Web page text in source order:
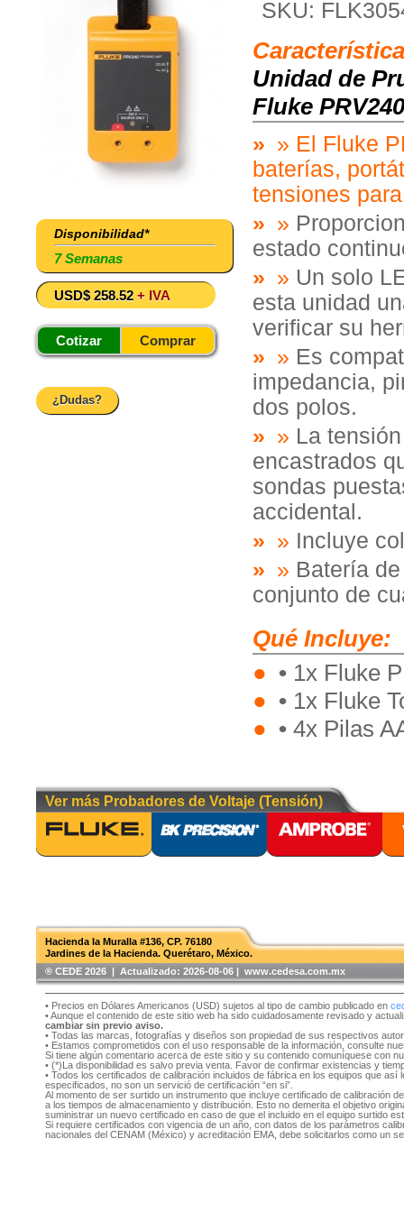
Disponibilidad*
7 Semanas
USD$ 258.52 + IVA
Cotizar Comprar
¿Dudas?
SKU:
Unidad de
Fluke PRV240
» El Fluke
baterías,
tensiones
»
estado
» Un solo
esta unidad
verificar su
» Es
impedancia,
dos polos.
» La
encastrados
sondas
accidental.
» Incluye
» Batería
conjunto de
Qué Incluye:
• 1x Fluke
• 1x Fluke
• 4x Pilas
Ver más Probadores de Voltaje (Tensión)
Hacienda la Muralla #136, CP. 76180
Jardines de la Hacienda. Querétaro, México.
®️ CEDE 2026 | Actualizado: 2026-08-06 | www.cedesa.com.mx
• Precios en Dólares Americanos (USD) sujetos al tipo de cambio publicado en
• Aunque el contenido de este sitio web ha sido cuidadosamente revisado y
cambiar sin previo aviso.
• Todas las marcas, fotografías y diseños son propiedad de sus respectivos
• Estamos comprometidos con el uso responsable de la información, consulte
Si tiene algún comentario acerca de este sitio y su contenido comuníquese con
• (*)La disponibilidad es salvo previa venta. Favor de confirmar existencias y
• Todos los certificados de calibración incluidos de fábrica en los equipos que
especificados, no son un servició de certificación “en si”.
Al momento de ser surtido un instrumento que incluye certificado de calibración
a los tiempos de almacenamiento y distribución. Esto no demerita el objetivo
suministrar un nuevo certificado en caso de que el incluido en el equipo surtido
Si requiere certificados con vigencia de un año, con datos de los parámetros
nacionales del CENAM (México) y acreditación EMA, debe solicitarlos como un